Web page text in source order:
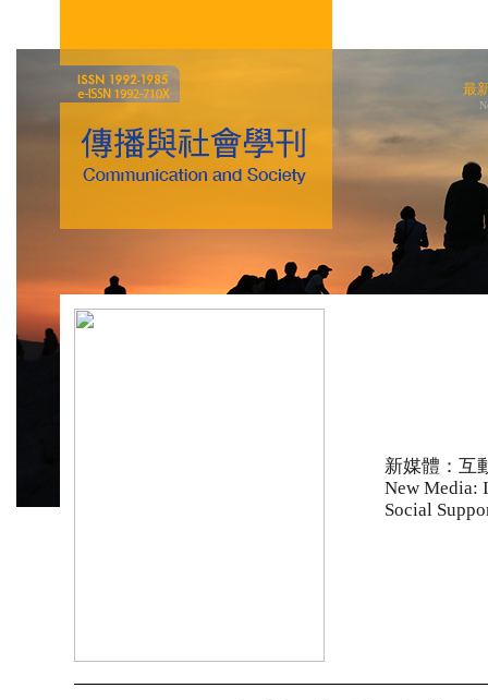
最
新媒體：互
New Media:
Social